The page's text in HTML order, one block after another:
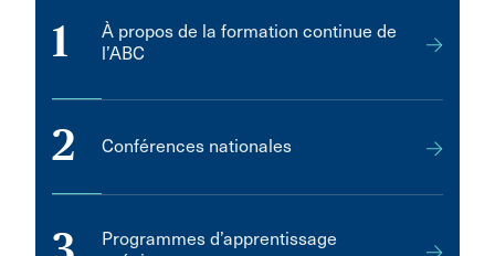
1
À propos de la formation continue de
l’ABC
2 Conférences nationales
Programmes d’apprentissage